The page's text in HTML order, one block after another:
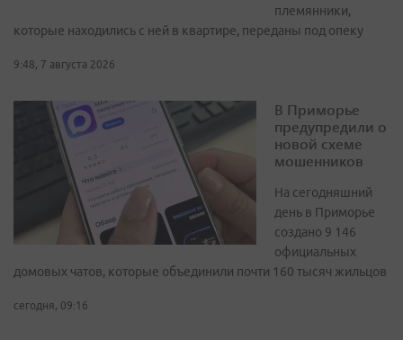
племянники,
которые находились с ней в квартире, переданы под опеку
9:48, 7 августа 2026
В Приморье
предупредили о
новой схеме
мошенников
На сегодняшний
день в Приморье
создано 9 146
официальных
домовых чатов, которые объединили почти 160 тысяч жильцов
сегодня, 09:16